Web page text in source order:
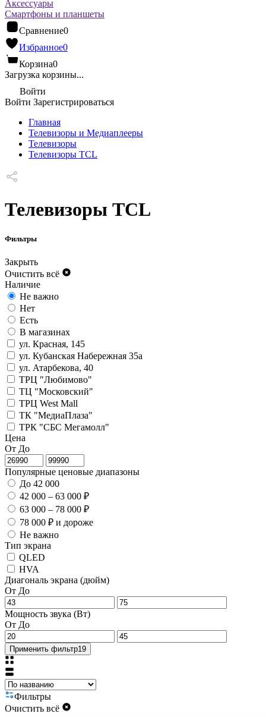
Аксессуары
Смартфоны и планшеты
Сравнение0
Избранное0
Корзина0
Загрузка корзины...
Войти
Войти Зарегистрироваться
Главная
Телевизоры и Медиаплееры
Телевизоры
Телевизоры TCL
Телевизоры TCL
Фильтры
Закрыть
Очистить всё
Наличие
Не важно
Нет
Есть
В магазинах
ул. Красная, 145
ул. Кубанская Набережная 35а
ул. Атарбекова, 40
ТРЦ "Любимово"
ТЦ "Московский"
ТРЦ West Mall
ТК "МедиаПлаза"
ТРК "СБС Мегамолл"
Цена
От До
Популярные ценовые диапазоны
До 42 000
42 000 – 63 000 ₽
63 000 – 78 000 ₽
78 000 ₽ и дороже
Не важно
Тип экрана
QLED
HVA
Диагональ экрана (дюйм)
От До
Мощность звука (Вт)
От До
Применить фильтр19
Фильтры
Очистить всё